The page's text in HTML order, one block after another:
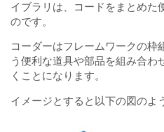
イブラリは、コードをまとめた
のです。
コーダーはフレームワークの枠
う便利な道具や部品を組み合わ
くことになります。
イメージとすると以下の図のよ